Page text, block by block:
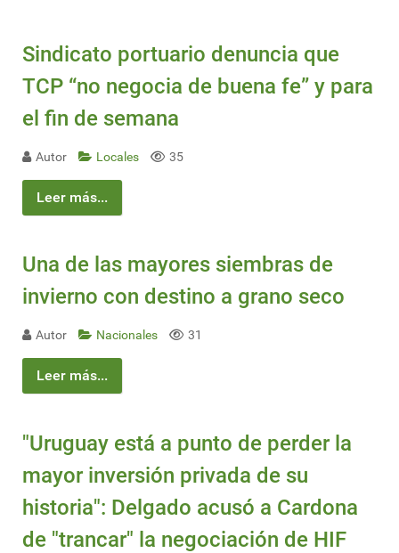
Sindicato portuario denuncia que
TCP “no negocia de buena fe” y para
el fin de semana
Autor Locales 35
Leer más...
Una de las mayores siembras de
invierno con destino a grano seco
Autor Nacionales 31
Leer más...
"Uruguay está a punto de perder la
mayor inversión privada de su
historia": Delgado acusó a Cardona
de "trancar" la negociación de HIF